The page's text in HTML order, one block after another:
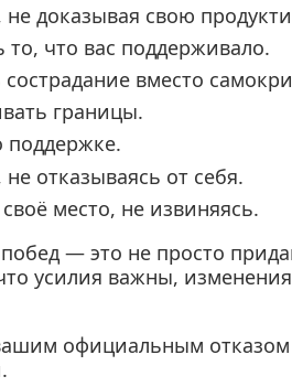
доказывая свою
то, что вас поддерживало.
вместо
границы.
поддержке.
отказываясь от себя.
место, не извиняясь.
— это не просто
усилия важны,
официальным